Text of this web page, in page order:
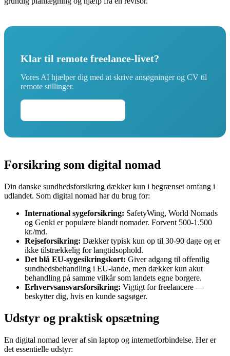
Klar til remote freelance-livet?
Vores AI hjælper dig med at skrive ansøgninger og CV til
remote stillinger.
Forsikring som digital nomad
Din danske sundhedsforsikring dækker kun i begrænset omfang i
udlandet. Som digital nomad har du brug for:
International sygeforsikring: SafetyWing, World Nomads
og Genki er populære blandt nomader. Forvent 500-1.500
kr./md.
Rejseforsikring: Dækker typisk kun op til 30-90 dage og er
ikke tilstrækkelig for langtidsophold.
Det blå EU-sygesikringskort: Giver adgang til offentlig
sundhedsbehandling i EU-lande, men dækker kun akut
behandling på samme vilkår som landets egne borgere.
Erhvervsansvarsforsikring: Vigtigt for freelancere —
beskytter dig, hvis en kunde sagsøger.
Udstyr og praktisk opsætning
En digital nomad lever af sin laptop og internetforbindelse. Her er
det essentielle udstyr: